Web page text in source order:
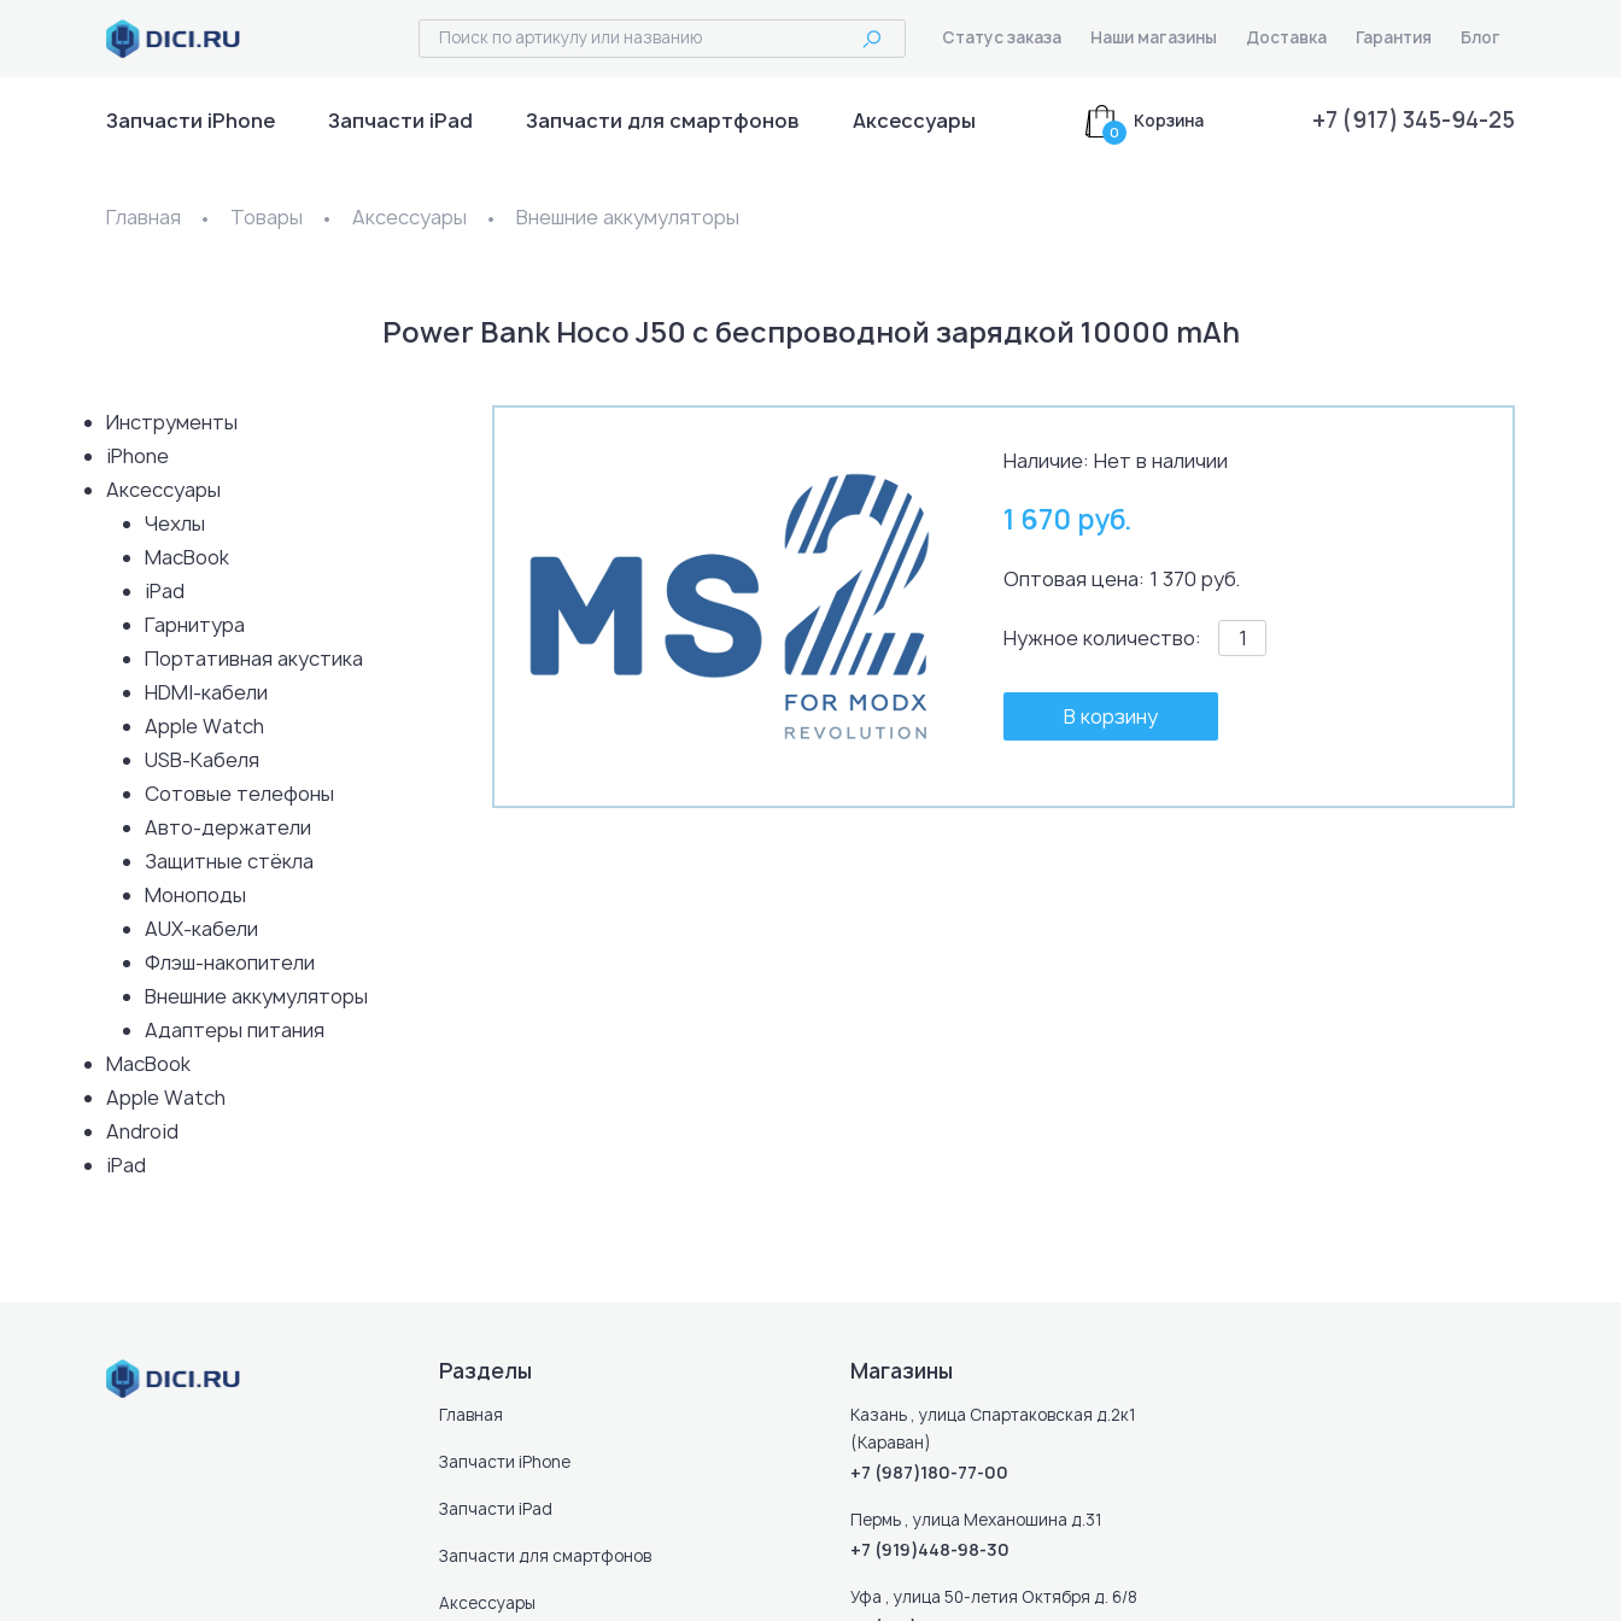
Статус заказа Наши магазины Доставка Гарантия Блог
Запчасти iPhone Запчасти iPad Запчасти для смартфонов Аксессуары 0
Корзина +7 (917) 345-94-25
Главная Товары Аксессуары Внешние аккумуляторы
Power Bank Hoco J50 с беспроводной зарядкой 10000 mAh
Инструменты
iPhone
Аксессуары
Чехлы
MacBook
iPad
Гарнитура
Портативная акустика
HDMI-кабели
Apple Watch
USB-Кабеля
Сотовые телефоны
Авто-держатели
Защитные стёкла
Моноподы
AUX-кабели
Флэш-накопители
Внешние аккумуляторы
Адаптеры питания
MacBook
Apple Watch
Android
iPad
Наличие: Нет в наличии
1 670 руб.
Оптовая цена: 1 370 руб.
Нужное количество:
В корзину
Разделы
Главная
Запчасти iPhone
Запчасти iPad
Запчасти для смартфонов
Аксессуары
Магазины
Казань , улица Спартаковская д.2к1
(Караван)
+7 (987)180-77-00
Пермь , улица Механошина д.31
+7 (919)448-98-30
Уфа , улица 50-летия Октября д. 6/8